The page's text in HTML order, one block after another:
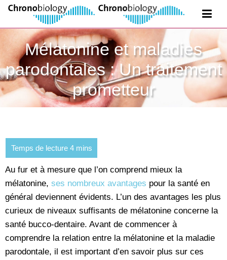
Mélatonine et maladies
parodontales : Un traitement
prometteur
Au fur et à mesure que l’on comprend mieux la
mélatonine, ses nombreux avantages pour la santé en
général deviennent évidents. L’un des avantages les plus
curieux de niveaux suffisants de mélatonine concerne la
santé bucco-dentaire. Avant de commencer à
comprendre la relation entre la mélatonine et la maladie
parodontale, il est important d’en savoir plus sur ces